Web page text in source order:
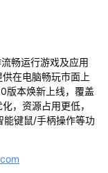
畅运行游戏及应用
在电脑畅玩市面上
版本焕新上线，覆盖
，资源占用更低，
能键鼠/手柄操作等功